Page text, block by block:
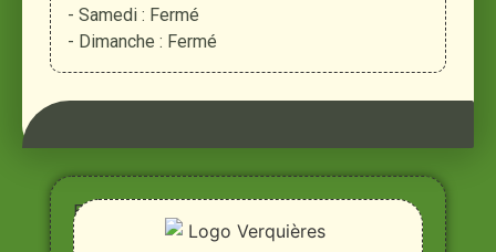
- Samedi : Fermé
- Dimanche : Fermé
Entre
Rhône,